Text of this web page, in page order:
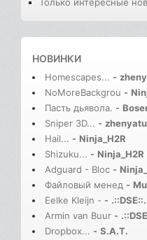
Только интересные
НОВИНКИ
Homescapes... -
NoMoreBackgrou -
Пасть дьявола. -
Sniper 3D... -
Hail... - Ninja_H2R
Shizuku... - Ninja_H2R
Adguard - Bloc -
Файловый менед -
Eelke Kleijn - - .::DSE::.
Armin van Buur -
Dropbox... - S.A.T.